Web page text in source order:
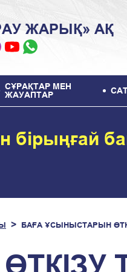
ЖАРЫҚ» АҚ
СҰРАҚТАР МЕН
ЖАУАПТАР
бірыңғай
БАҒА ҰСЫНЫСТАРЫН